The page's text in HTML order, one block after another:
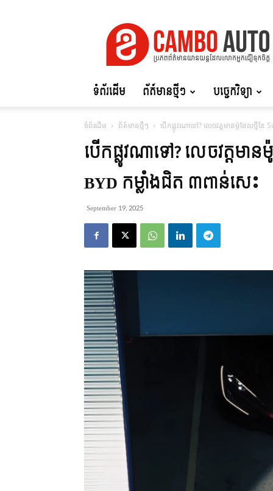
Auto
ទំព័រដើម ព័ត៍មានថ្មីៗ បច្ចេកវិទ្យា
ទំព័រដើម ព័ត៍មានថ្មីៗ បើកផ្លូវណាទៅ? លេចវត្តមានម៉ូឌែលថ្មីន
បើកផ្លូវណាទៅ? លេចវត្តមា
BYD កម្លាំងជិត ៣ពាន់សេះ
September 19, 2025